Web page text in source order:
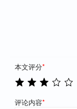
本文评分*
评论内容*